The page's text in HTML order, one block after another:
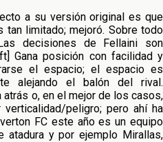
a su versión original es que
tan limitado; mejoró. Sobre todo
decisiones de Fellaini son
Gana posición con facilidad y
el espacio; el espacio es
alejando el balón del rival.
atrás o, en el mejor de los casos,
peligro; pero ahí ha
FC este año es un equipo
atadura y por ejemplo Mirallas,